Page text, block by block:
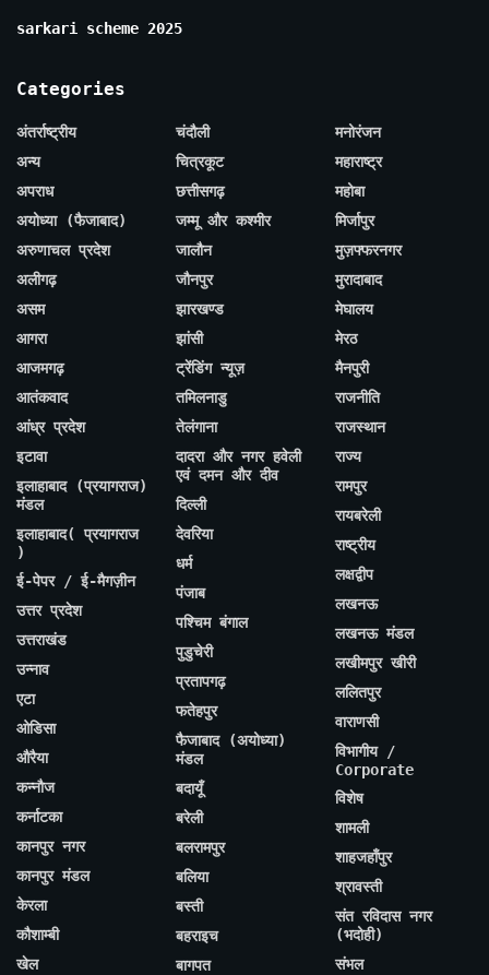
sarkari scheme 2025
Categories
अंतर्राष्ट्रीय
अन्य
अपराध
अयोध्या (फैजाबाद)
अरुणाचल प्रदेश
अलीगढ़
असम
आगरा
आजमगढ़
आतंकवाद
आंध्र प्रदेश
इटावा
इलाहाबाद (प्रयागराज)
मंडल
इलाहाबाद( प्रयागराज
)
ई-पेपर / ई-मैगज़ीन
उत्तर प्रदेश
उत्तराखंड
उन्नाव
एटा
ओडिसा
औरैया
कन्नौज
कर्नाटका
कानपुर नगर
कानपुर मंडल
केरला
कौशाम्बी
खेल
चंदौली
चित्रकूट
छत्तीसगढ़
जम्मू और कश्मीर
जालौन
जौनपुर
झारखण्ड
झांसी
ट्रेंडिंग न्यूज़
तमिलनाडु
तेलंगाना
दादरा और नगर हवेली
एवं दमन और दीव
दिल्ली
देवरिया
धर्म
पंजाब
पश्चिम बंगाल
पुडुचेरी
प्रतापगढ़
फतेहपुर
फैजाबाद (अयोध्या)
मंडल
बदायूँ
बरेली
बलरामपुर
बलिया
बस्ती
बहराइच
बागपत
मनोरंजन
महाराष्ट्र
महोबा
मिर्जापुर
मुज़फ्फरनगर
मुरादाबाद
मेघालय
मेरठ
मैनपुरी
राजनीति
राजस्थान
राज्य
रामपुर
रायबरेली
राष्ट्रीय
लक्षद्वीप
लखनऊ
लखनऊ मंडल
लखीमपुर खीरी
ललितपुर
वाराणसी
विभागीय /
Corporate
विशेष
शामली
शाहजहाँपुर
श्रावस्ती
संत रविदास नगर
(भदोही)
संभल